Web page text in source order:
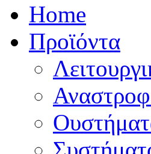
Home
Προϊόντα